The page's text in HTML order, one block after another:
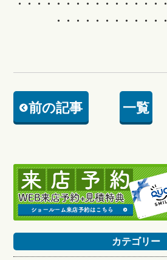
・・・・・・・・・・・・
・・・
・・・・・・・・・・・
前の記事 一覧
カテゴリー